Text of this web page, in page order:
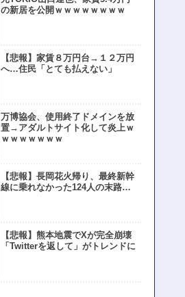
の新居を公開ｗｗｗｗｗｗｗｗ
【悲報】家賃８万円台→１２万円
へ…住民「とても払えない」
万博協会、使用終了ドメインを放
置→アダルトサイト化して炎上ｗ
ｗｗｗｗｗｗｗ
【悲報】長岡花火帰り、最終新幹
線に乗れなかった124人の末路…
【悲報】熊本地震でXが完全崩壊
「Twitterを返して」がトレンドに